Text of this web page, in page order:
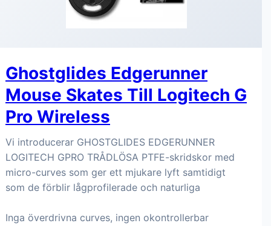
Ghostglides Edgerunner
Mouse Skates Till Logitech G
Pro Wireless
Vi introducerar GHOSTGLIDES EDGERUNNER
LOGITECH GPRO TRÅDLÖSA PTFE-skridskor med
micro-curves som ger ett mjukare lyft samtidigt
som de förblir lågprofilerade och naturliga
Inga överdrivna curves, ingen okontrollerbar